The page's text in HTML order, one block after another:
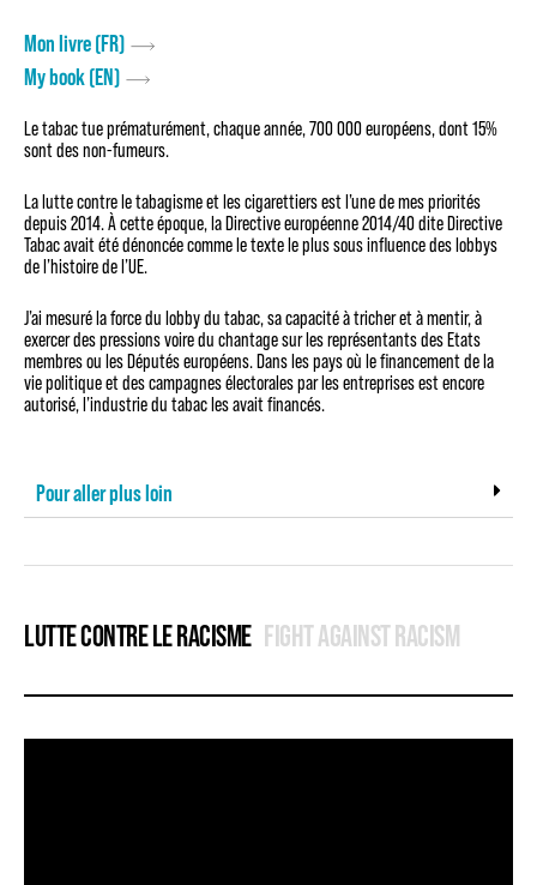
Mon livre (FR)
My book (EN)
Le tabac tue prématurément, chaque année, 700 000 européens, dont 15%
sont des non-fumeurs.
La lutte contre le tabagisme et les cigarettiers est l’une de mes priorités
depuis 2014. À cette époque, la Directive européenne 2014/40 dite Directive
Tabac avait été dénoncée comme le texte le plus sous influence des lobbys
de l’histoire de l’UE.
J’ai mesuré la force du lobby du tabac, sa capacité à tricher et à mentir, à
exercer des pressions voire du chantage sur les représentants des Etats
membres ou les Députés européens. Dans les pays où le financement de la
vie politique et des campagnes électorales par les entreprises est encore
autorisé, l’industrie du tabac les avait financés.
Pour aller plus loin
LUTTE CONTRE LE RACISME FIGHT AGAINST RACISM